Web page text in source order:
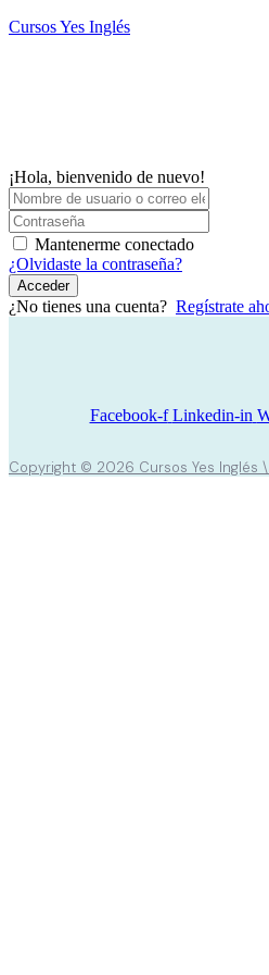
Saltar
Cursos Yes Inglés
¡Hola, bienvenido de nuevo!
Mantenerme conectado
¿Olvidaste la contraseña?
Acceder
¿No tienes una cuenta? Regístrate
Facebook-f Linkedin-in
Copyright © 2026 Cursos Yes Inglés